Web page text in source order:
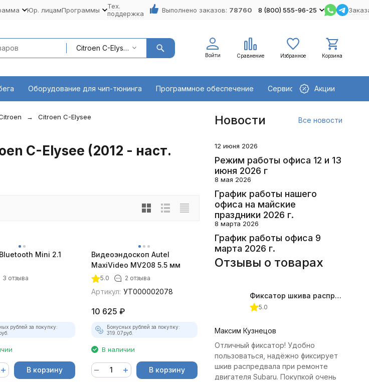
Юр. лицамПрограммы
Тех.
поддержка
Выполнено заказов: 78760 8 (800) 555-96-25
Citroen C-Elysee (2012 - наст. время)
Войти Сравнение Избранное Корзина
Оборудование для чип-тюнинга Программное обеспечение Сервисное оборудование
Акции
Citroen C-Elysee
C-Elysee (2012 - наст.
Mini 2.1
3 отзыва
рублей за покупку:
В корзину
Видеоэндоскоп Autel
MaxiVideo MV208 5.5 мм
5.0 2 отзыва
Артикул: УТ000002078
10 625 ₽
Бонусных рублей за покупку:
319.07руб.
В наличии
В корзину
Новости Все новости
12 июня 2026
Режим работы офиса 12 и 13
июня 2026 г
8 мая 2026
График работы нашего
офиса на майские
праздники 2026 г.
8 марта 2026
График работы офиса 9
марта 2026 г.
Отзывы о товарах
Фиксатор шкива распредвала (Subaru) JTC-4409
5.0
Максим Кузнецов
Отличный фиксатор! Удобно
пользоваться, надёжно фиксирует
шкив распредвала при ремонте
двигателя Subaru. Покупкой очень